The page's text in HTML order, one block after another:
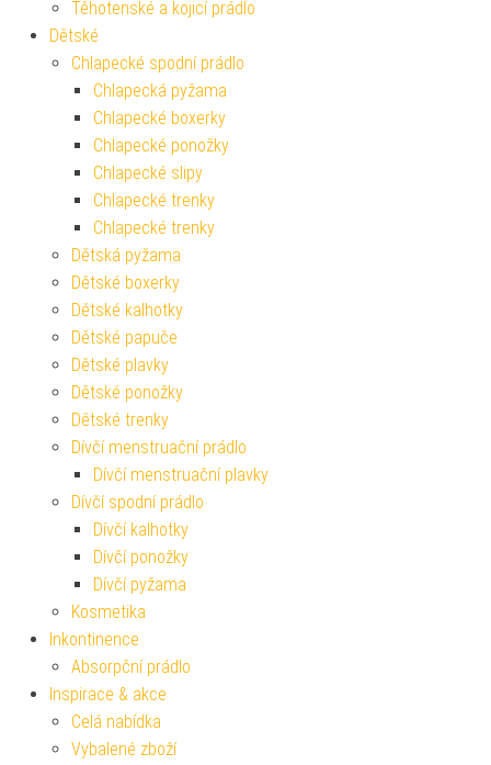
Těhotenské a kojicí prádlo
Dětské
Chlapecké spodní prádlo
Chlapecká pyžama
Chlapecké boxerky
Chlapecké ponožky
Chlapecké slipy
Chlapecké trenky
Chlapecké trenky
Dětská pyžama
Dětské boxerky
Dětské kalhotky
Dětské papuče
Dětské plavky
Dětské ponožky
Dětské trenky
Dívčí menstruační prádlo
Dívčí menstruační plavky
Dívčí spodní prádlo
Dívčí kalhotky
Dívčí ponožky
Dívčí pyžama
Kosmetika
Inkontinence
Absorpční prádlo
Inspirace & akce
Celá nabídka
Vybalené zboží